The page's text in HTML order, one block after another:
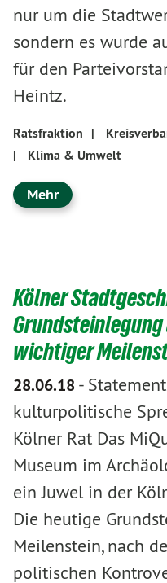
nur um die
sondern es wurde
für den
Heintz.
Ratsfraktion |
|
Klima & Umwelt
Mehr
Kölner
Grundsteinlegung
wichtiger
28.06.18-
kulturpolitische
Kölner Rat Das
Museum im
ein Juwel in der
Die heutige
Meilenstein, nach
politischen